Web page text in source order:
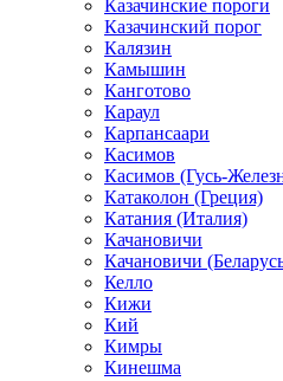
Казачинские пороги
Казачинский порог
Калязин
Камышин
Канготово
Караул
Карпансаари
Касимов
Касимов (Гусь-
Катаколон (Греция)
Катания (Италия)
Качановичи
Качановичи
Келло
Кижи
Кий
Кимры
Кинешма